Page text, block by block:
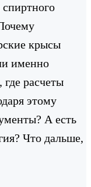
крысы
именно
расчеты
этому
А есть
Что дальше,